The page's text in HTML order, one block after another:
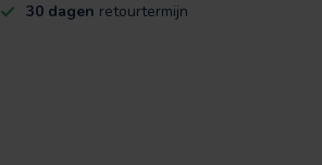
30 dagen retourtermijn